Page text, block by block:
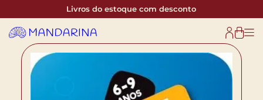
Livros do estoque com desconto